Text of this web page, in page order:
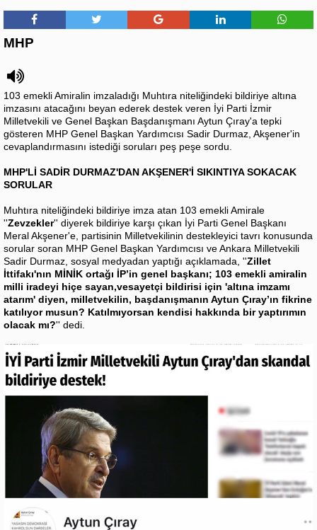
MHP
103 emekli Amiralin imzaladığı Muhtıra niteliğindeki bildiriye altına
imzasını atacağını beyan ederek destek veren İyi Parti İzmir
Milletvekili ve Genel Başkan Başdanışmanı Aytun Çıray'a tepki
gösteren MHP Genel Başkan Yardımcısı Sadir Durmaz, Akşener'in
cevaplandırmasını istediği soruları peş peşe sordu.
MHP'Lİ SADİR DURMAZ'DAN AKŞENER'İ SIKINTIYA SOKACAK
SORULAR
Muhtıra niteliğindeki bildiriye imza atan 103 emekli Amirale
''Zevzekler'' diyerek bildiriye karşı çıkan İyi Parti Genel Başkanı
Meral Akşener'e, partisinin Milletvekilinin destekleyici tavrı konusunda
sorular soran MHP Genel Başkan Yardımcısı ve Ankara Milletvekili
Sadir Durmaz, sosyal medyadan yaptığı açıklamada, ''Zillet
İttifakı'nın MİNİK ortağı İP’in genel başkanı; 103 emekli amiralin
milli iradeyi hiçe sayan,vesayetçi bildirisi için 'altına imzamı
atarım' diyen, milletvekilin, başdanışmanın Aytun Çıray’ın fikrine
katılıyor musun? Katılmıyorsan kendisi hakkında bir yaptırımın
olacak mı?'' dedi.